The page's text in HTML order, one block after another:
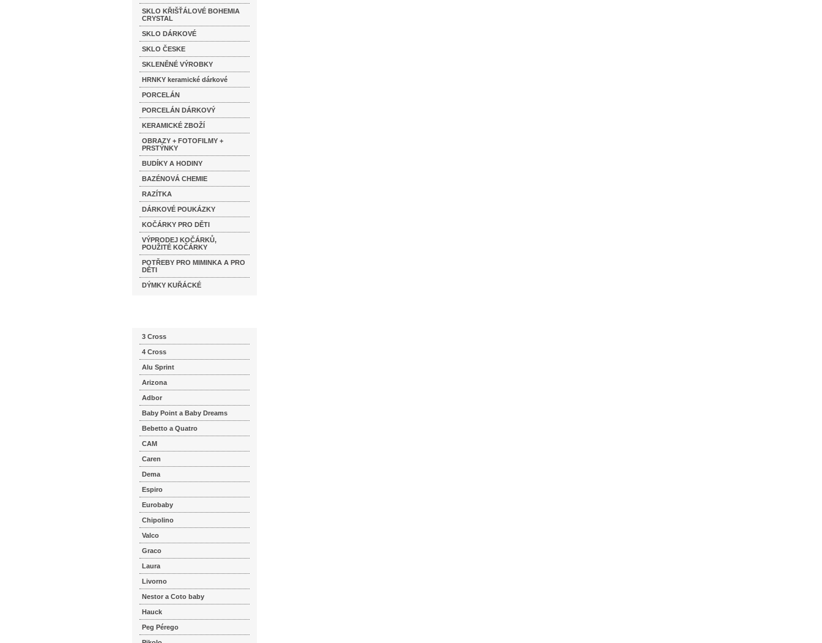
SKLO KŘIŠŤÁLOVÉ BOHEMIA
CRYSTAL
SKLO DÁRKOVÉ
SKLO ČESKE
SKLENĚNÉ VÝROBKY
HRNKY keramické dárkové
PORCELÁN
PORCELÁN DÁRKOVÝ
KERAMICKÉ ZBOŽÍ
OBRAZY + FOTOFILMY +
PRSTÝNKY
BUDÍKY A HODINY
BAZÉNOVÁ CHEMIE
RAZÍTKA
DÁRKOVÉ POUKÁZKY
KOČÁRKY PRO DĚTI
VÝPRODEJ KOČÁRKŮ,
POUŽITÉ KOČÁRKY
POTŘEBY PRO MIMINKA A PRO
DĚTI
DÝMKY KUŘÁCKÉ
3 Cross
4 Cross
Alu Sprint
Arizona
Adbor
Baby Point a Baby Dreams
Bebetto a Quatro
CAM
Caren
Dema
Espiro
Eurobaby
Chipolino
Valco
Graco
Laura
Livorno
Nestor a Coto baby
Hauck
Peg Pérego